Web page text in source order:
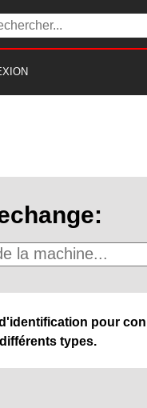
pour
différents types.